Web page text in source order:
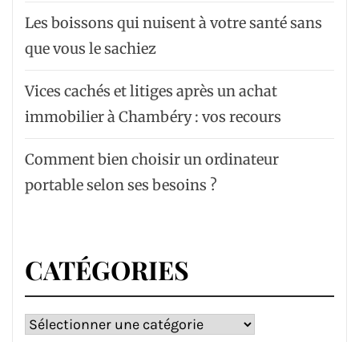
Les boissons qui nuisent à votre santé sans
que vous le sachiez
Vices cachés et litiges après un achat
immobilier à Chambéry : vos recours
Comment bien choisir un ordinateur
portable selon ses besoins ?
CATÉGORIES
Catégories